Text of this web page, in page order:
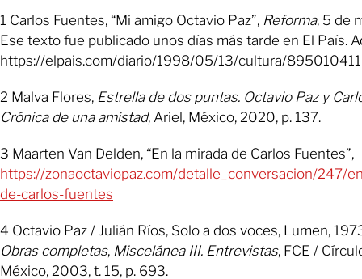
1 Carlos Fuentes, “Mi amigo Octavio Paz”, Reforma, 5 de
Ese texto fue publicado unos días más tarde en El País.
https://elpais.com/diario/1998/05/13/cultura/
2 Malva Flores, Estrella de dos puntas. Octavio Paz y
Crónica de una amistad, Ariel, México, 2020, p. 137.
3 Maarten Van Delden, “En la mirada de Carlos Fuentes”,
https://zonaoctaviopaz.com/detalle_conversacion/247/
de-carlos-fuentes
4 Octavio Paz / Julián Ríos, Solo a dos voces, Lumen,
Obras completas, Miscelánea III. Entrevistas, FCE /
México, 2003, t. 15, p. 693.